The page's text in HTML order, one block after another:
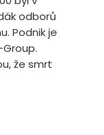
odborů
Podnik je
že smrt